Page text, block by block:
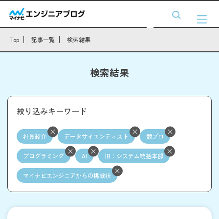
Top 記事一覧 検索結果
検索結果
絞り込みキーワード
社員紹介 データサイエンティスト 競プロ
プログラミング AI 旧：システム統括本部
マイナビエンジニアからの挑戦状